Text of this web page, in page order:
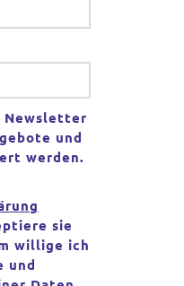
Newsletter
und
werden.
sie
willige ich
und